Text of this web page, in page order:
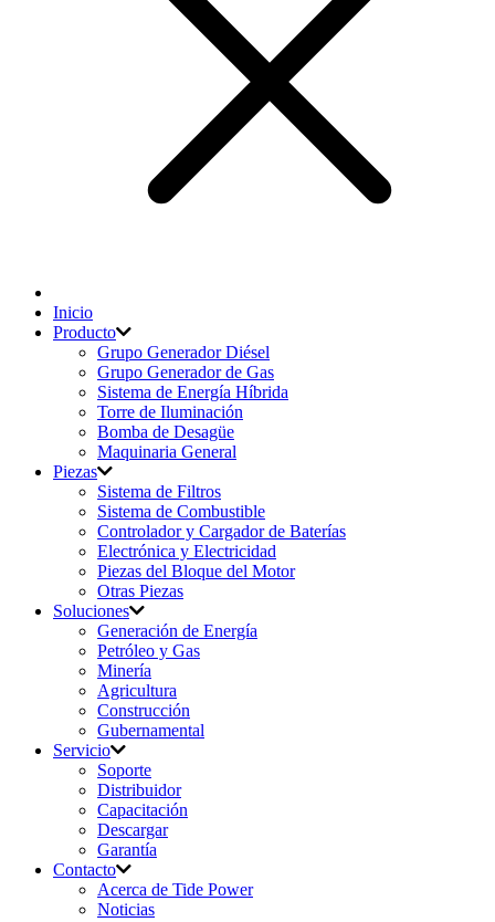
Inicio
Producto
Grupo Generador Diésel
Grupo Generador de Gas
Sistema de Energía Híbrida
Torre de Iluminación
Bomba de Desagüe
Maquinaria General
Piezas
Sistema de Filtros
Sistema de Combustible
Controlador y Cargador de Baterías
Electrónica y Electricidad
Piezas del Bloque del Motor
Otras Piezas
Soluciones
Generación de Energía
Petróleo y Gas
Minería
Agricultura
Construcción
Gubernamental
Servicio
Soporte
Distribuidor
Capacitación
Descargar
Garantía
Contacto
Acerca de Tide Power
Noticias